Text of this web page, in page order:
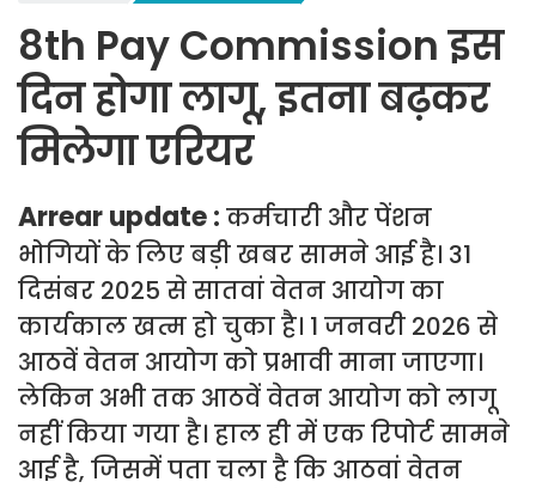
8th Pay Commission इस
दिन होगा लागू, इतना बढ़कर
मिलेगा एरियर
Arrear update : कर्मचारी और पेंशन
भोगियों के लिए बड़ी खबर सामने आई है। 31
दिसंबर 2025 से सातवां वेतन आयोग का
कार्यकाल खत्म हो चुका है। 1 जनवरी 2026 से
आठवें वेतन आयोग को प्रभावी माना जाएगा।
लेकिन अभी तक आठवें वेतन आयोग को लागू
नहीं किया गया है। हाल ही में एक रिपोर्ट सामने
आई है, जिसमें पता चला है कि आठवां वेतन